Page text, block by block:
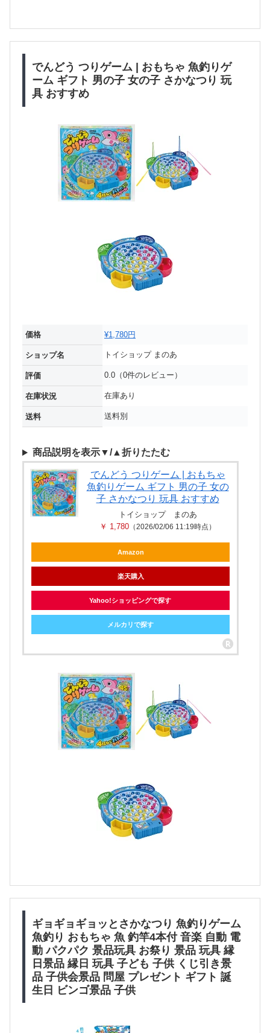
でんどう つりゲーム | おもちゃ 魚釣りゲ
ーム ギフト 男の子 女の子 さかなつり 玩
具 おすすめ
価格 ¥1,780円
ショップ名 トイショップ まのあ
評価 0.0（0件のレビュー）
在庫状況 在庫あり
送料 送料別
商品説明を表示▼/▲折りたたむ
でんどう つりゲーム | おもちゃ
魚釣りゲーム ギフト 男の子 女の
子 さかなつり 玩具 おすすめ
トイショップ まのあ
￥ 1,780 （2026/02/06 11:19時点）
Amazon
楽天購入
Yahoo!ショッピングで探す
メルカリで探す
ギョギョギョッとさかなつり 魚釣りゲーム
魚釣り おもちゃ 魚 釣竿4本付 音楽 自動 電
動 パクパク 景品玩具 お祭り 景品 玩具 縁
日景品 縁日 玩具 子ども 子供 くじ引き景
品 子供会景品 問屋 プレゼント ギフト 誕
生日 ビンゴ景品 子供